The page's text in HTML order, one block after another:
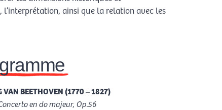
ainsi que la relation avec les
VAN BEETHOVEN (1770 – 1827)
en do majeur, Op.56